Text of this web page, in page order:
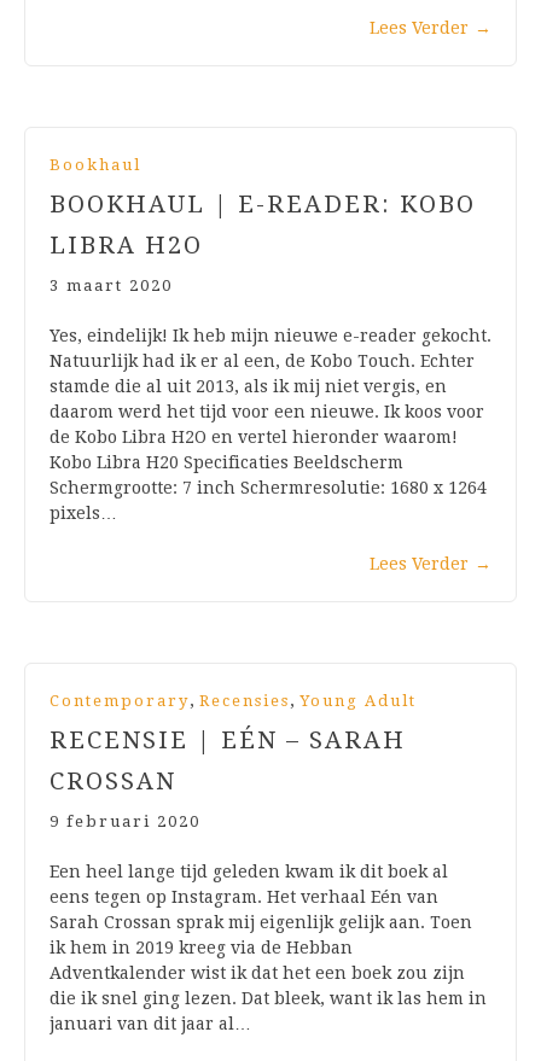
Lees Verder →
Bookhaul
BOOKHAUL | E-READER: KOBO
LIBRA H2O
3 maart 2020
Yes, eindelijk! Ik heb mijn nieuwe e-reader gekocht.
Natuurlijk had ik er al een, de Kobo Touch. Echter
stamde die al uit 2013, als ik mij niet vergis, en
daarom werd het tijd voor een nieuwe. Ik koos voor
de Kobo Libra H2O en vertel hieronder waarom!
Kobo Libra H20 Specificaties Beeldscherm
Schermgrootte: 7 inch Schermresolutie: 1680 x 1264
pixels…
Lees Verder →
Contemporary, Recensies , Young Adult
RECENSIE | EÉN – SARAH
CROSSAN
9 februari 2020
Een heel lange tijd geleden kwam ik dit boek al
eens tegen op Instagram. Het verhaal Eén van
Sarah Crossan sprak mij eigenlijk gelijk aan. Toen
ik hem in 2019 kreeg via de Hebban
Adventkalender wist ik dat het een boek zou zijn
die ik snel ging lezen. Dat bleek, want ik las hem in
januari van dit jaar al…